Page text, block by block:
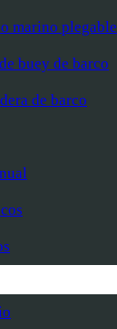
marino plegable
buey de barco
de barco